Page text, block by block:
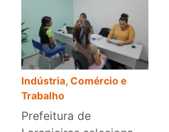
Indústria, Comércio e
Trabalho
Prefeitura de